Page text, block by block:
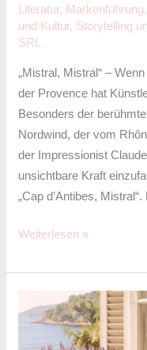
Literatur, Markenführung,
und Kultur, Storytelling
SRL
„Mistral, Mistral“ –
der Provence hat
Besonders der
Nordwind, der vom
der Impressionist
unsichtbare Kraft
„Cap d’Antibes,
Monet
Weiterlesen »
UnternehmerInnen